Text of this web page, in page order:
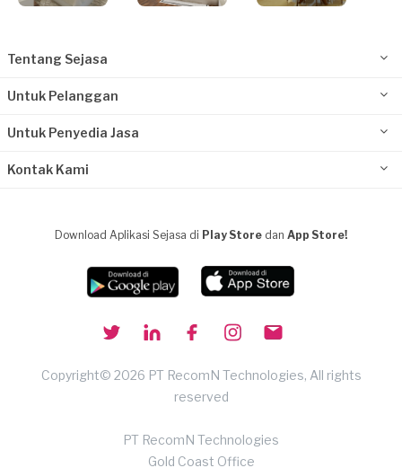
Tentang Sejasa
Untuk Pelanggan
Untuk Penyedia Jasa
Kontak Kami
Download Aplikasi Sejasa di Play Store dan App Store!
Copyright© 2026 PT RecomN Technologies, All rights
reserved
PT RecomN Technologies
Gold Coast Office